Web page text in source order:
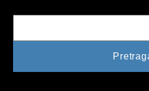
PLAN JAVNIH NABAVKI
USLUGE IZ ANEKSA II DIO B